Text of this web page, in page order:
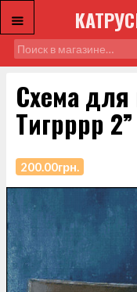
Схема
Тигрррр 2”
200.00грн.